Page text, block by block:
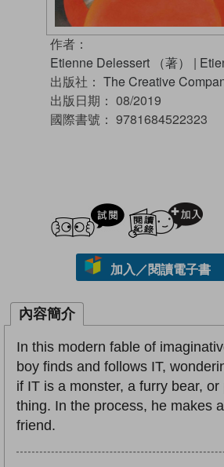
作者：
Etienne Delessert （著）
|
出版社： The Creative
出版日期： 08/2019
國際書號： 9781684522323
試閲
加入／閱讀電子書
內容簡介
In this modern fable of
boy finds and follows IT,
if IT is a monster, a furry bear,
thing. In the process, he makes
friend.